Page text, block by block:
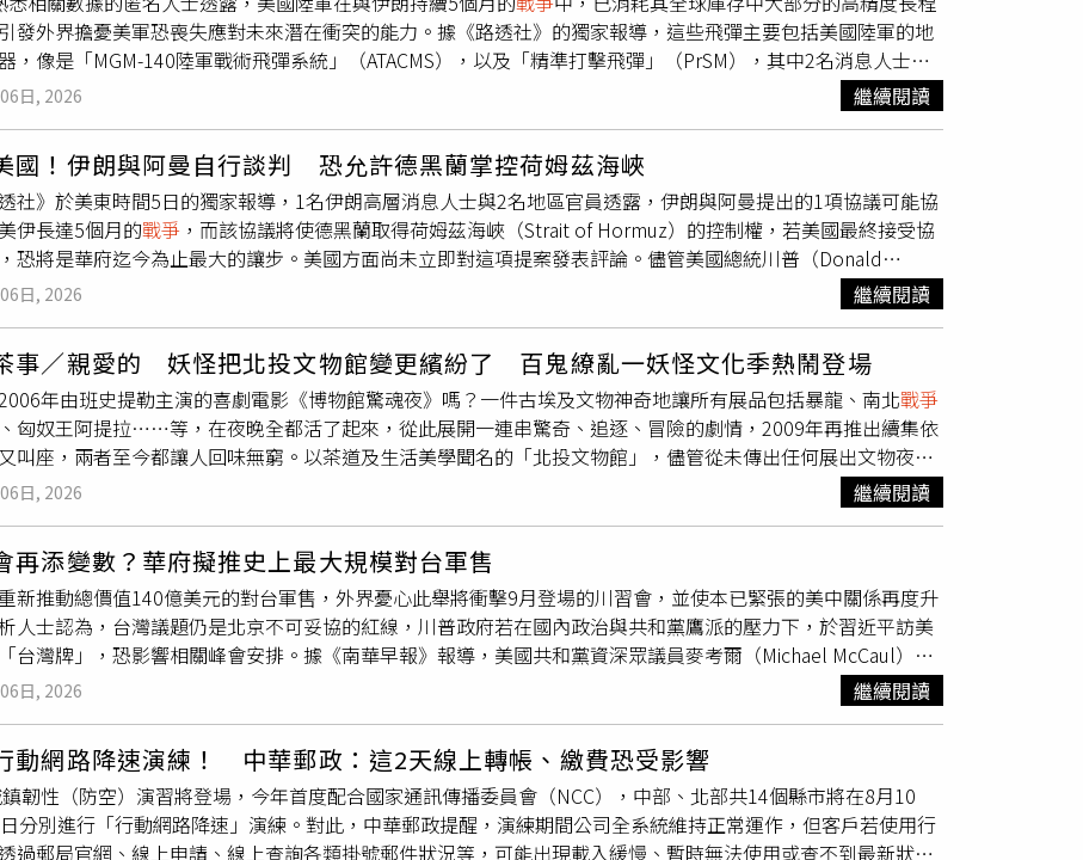
出版及交流，希望讓台灣社會掌握全球趨勢，促進公共討論與國際視野。高希均一生著作豐富，在台灣出版40
，大陸也出版多部著作。其中《天下哪有白吃的午餐》曾榮獲英國《金融時報》首屆亞洲企管著作獎，成為許
觸經濟、管理及公共議題的重要啟蒙作品。今年90歲生日前夕，他出版《高希均回憶錄：從「天下哪有白吃午
和平幸福」》，回顧自己的人生歷程，也再次傳達對閱讀、和平與知識傳承的堅持。除了學術及出版成就，高
得各界高度肯定，一生榮獲三座圖書金鼎獎、三所大學頒授名譽博士學位，並獲前總統馬英九頒授二等景星勳
彰他長年在教育、文化、出版及公共事務上的卓越貢獻。高希均始終相信，閱讀與觀念足以改變人生及社會。
「閱讀能救一個人，觀念可以改變一個國家」的理念，也留下「天下哪有白吃的午餐」、「錯誤的決策比貪污
、「讀一流書、做一流人、建一流社會」、「書櫃代替酒櫃」、「閱讀救自己」、「溫暖的心、冷靜的腦」、
，事就做對」、「戰爭沒有贏家，和平沒有輸家」及「和平幸福」等廣為流傳的名言，至今仍持續影響許多讀
經營者。遠見．天下文化表示，高希均完成奉獻的一生後安然遠行，全體同仁將持續承襲他的精神與志業，延
讀、傳播進步觀念及推動文明社會的使命，讓他珍視的價值在不同世代間持續傳承。至於治喪事宜，將遵照家
高希均生前遺願，一切從簡，不設靈堂、不舉行公祭，並懇辭花籃、輓聯及奠儀，希望各界以閱讀、思辨與實
這位一生奉獻知識與文化的出版先驅。高希均長年推動閱讀與知識傳播，留下豐富著作與深遠思想資產。（圖
臉書，天下文化 ）
並持續與美國、日本密切共享情報，掌握北韓後續動向。若最終確認此次發射的是彈道飛彈，將是北韓相隔42
射彈道飛彈，也是今年再度透過飛彈試射升高朝鮮半島緊張局勢。日本防衛省統計，這也是今年第6次偵測到
彈道飛彈或疑似彈道飛彈，上一次發射是在4月19日。北韓近幾個月持續加快武器測試步調，外界認為正透過
射展現軍事實力，並向周邊國家施加壓力。事件發生後，日本首相高市早苗隨即要求政府相關部會全力蒐集與分
迅速向民眾發布正確訊息，同時徹底確認航空器及船舶安全，並針對各種突發狀況做好萬全準備。日本政府也
相官邸危機管理中心召集跨部會緊急參集小組，統籌情報蒐整與後續應變工作。回顧北韓近期軍事部署，6月
正恩親自視察戰術武器試射，包括戰術彈道飛彈、155公厘自走砲延程砲彈，以及改良型240公厘24聯裝多管
等武器，相關裝備均具備打擊南韓境內目標的能力，顯示北韓持續強化前線戰術打擊火力。除了陸基武器外，
步提升海上作戰能力。7月3日，北韓從新型5000噸級驅逐艦「姜健號」試射艦載戰略巡弋飛彈，金正恩當時親
察，並監督具備核打擊能力巡弋飛彈及其他武器系統測試，反映北韓正同步推進海、陸軍現代化建軍計畫，提
準打擊及核威懾能力。分析人士指出，近年金正恩一方面持續擴充核武與飛彈庫，另一方面則藉由深化與俄羅
提升外交與軍事籌碼。北韓除向俄羅斯提供傳統武器及兵力支援俄烏戰爭
外，也希望透過不斷展示飛彈與核武
取國際社會承認其擁核國地位，進一步推動解除長年實施的國際經濟制裁。從今年4月再次恢復彈道飛彈試
密集展示戰術武器、7月測試新型軍艦艦載巡弋飛彈，到此次疑似短程彈道飛彈發射，北韓近期一連串軍事動作
器發展仍持續推進。隨著朝鮮半島局勢再度升溫，日、韓、美三國正持續加強情報共享與戒備，密切關注北韓
動向及區域安全情勢發展。南韓、日本及美國持續共享情報，密切掌握北韓最新軍事動向。（圖／翻攝自X，
）
發外界擔憂美軍恐喪失應對未來潛在衝突的能力。據《路透社》的獨家報導，這些飛彈主要包括美國陸軍的地
，像是「MGM-140陸軍戰術飛彈系統」（ATACMS），以及「精準打擊飛彈」（PrSM），其中2名消息人士透
已幾乎使用了全部此類武器，但拒絕公布美國目前各類彈藥的剩餘數量。據悉，美軍在ATACMS與PrSM庫存消
所面臨的問題，過去從未被公開報導。這些長程彈藥每枚造價超過100萬美元，是美軍武器庫中的關鍵戰力，能
在安全距離外進行精準打擊。分析人士指出，尤其是在面對如中國等擁有強大防空能力的對手時，這些飛彈將具
值。由美國提供的ATACMS更是在俄烏戰爭中扮演關鍵角色，使烏克蘭軍隊能夠深入打擊俄羅斯境內目標。至
是更先進的系統，未來將取代射程較短的ATACMS。大量消耗精準長程飛彈，意味著如果美國總統川普
Trump）重新發動對伊朗的大規模攻擊，美軍可能必須更加依賴風險較高的有人駕駛轟炸任務。川普最初預測
在2月28日談判期間偷襲伊朗所引發的戰爭，將在4到5周內結束。然而，隨著戰爭已持續5個多月，3名知情人
不斷下降的飛彈庫存可能限制美國威懾其他競爭對手的能力，包括俄羅斯與中國。不過，第4名知情人士則宣
管精準武器消耗量很高，美國仍有能力進行補充，尤其是負責指揮美軍在西亞軍事行動的「美國中央司令部」
Command），已能從全球各地的美軍庫存中獲得補給。針對飛彈庫存數據的相關問題，白宮此前引用川普的
稱，美國擁有「比世界上任何國家都多得多的彈藥」，且「遠超我們所需的數量」，「我們的國防企業目前正
以往任何時候都更多的彈藥，同時以創紀錄的速度擴大工廠與設備。」分析人士普遍同意，包括砲彈以及多種
在內的部分彈藥，目前確實正以創紀錄的速度生產，但他們也警告，如果 戰爭持續時間拉長，現有供應量可能
滿足需求。對此，生產ATACMS、PrSM，以及反彈道飛彈系統「終端高空防禦飛彈」（THAAD）的軍火商「洛
丁」（Lockheed Martin），尚未回應媒體的置評請求。同樣地，生產「戰斧巡弋飛彈」（Tomahawk
）與「愛國者防空飛彈」（Patriot interceptors）的雷神（Raytheon），也未立即回應。
日, 2026 繼續閱讀
國！伊朗與阿曼自行談判 恐允許德黑蘭掌控荷姆茲海峽
社》於美東時間5日的獨家報導，1名伊朗高層消息人士與2名地區官員透露，伊朗與阿曼提出的1項協議可能協
伊長達5個月的戰爭 ，而該協議將使德黑蘭取得荷姆茲海峽（Strait of Hormuz）的控制權，若美國最終接受協
恐將是華府迄今為止最大的讓步。美國方面尚未立即對這項提案發表評論。儘管美國總統川普（Donald
曾表示，重新開放荷姆茲海峽的協議即將達成，但美國官員多次強調，他們絕不會同意讓伊朗控制這條全球最
戰爭，已導
通行費。在川普一如往常的取消打擊伊朗的軍事威脅後，伊朗與阿曼已針對荷姆茲海峽展開雙邊談判。兩國分
峽的北側與南側航道掌控該水道。如今伊朗表示談判已取得「重大進展」，並指出所有進入與離開波斯灣的船
通過伊朗水域。與此同時，5名消息人士透露，伊朗已警告波斯灣國家，任何新的美國軍事行動都將引發伊朗
區關鍵能源基礎設施的報復。德黑蘭試圖透過威脅美國最親近的區域盟友，提高華盛頓攻擊伊朗的成本。1名
消息人士表示，「伊朗的警告非常明確：如果美國攻擊伊朗的基礎設施，他們將透過打擊海灣能源設施，以及
域目標進行報復。」至於伊朗與阿曼之間可能達成的協議，接受《路透社》訪問的伊朗與地區消息人士示警，目
大問題尚未解決。他們也反駁川普宣稱重新開放荷姆茲海峽的協議即將達成的說法。其中1名地區消息人士告
社》，「關於某種形式的荷姆茲海峽控制權，其實已做出讓步。」另1名地區消息人士則透露，目前仍有細節
，包括「控制權」的定義方式。對此，海灣國家的談判代表則堅持，船隻檢查工作應由區域國家監督，任何過
付也必須是自願性質。根據上述伊朗高級官員的說法，伊朗希望向通過荷姆茲海峽的船隻收取貨物價格5%至
用，阿曼方面則提出約3%的費率，但華盛頓要求完全取消任何費用。這名伊朗消息人士補充，目前桌面上的協
容，已設想由伊朗控制通過荷姆茲海峽進入波斯灣的船隻，而主要爭議之一，是伊朗是否也將對反方向離開波
隻擁有管理權。伊朗官方的伊朗《伊斯蘭共和國通訊社》（IRNA）則引述伊朗副外交部長加里巴巴迪（Kazem
）的說法指出，相關安排「設計方式將確保商業船隻在進入與離開航程中，都會通過伊朗領海」，且伊朗與
判已「達成基本共識」，「這項協議已接近完成。」加里巴巴迪還透露，伊朗已收到美國傳遞的訊息，內容顯
「完全準備好恢復履行」6月中旬與伊朗簽署的諒解備忘錄（MOU）內容，包括雙方立即停止軍事行動。他補
重新開放荷姆茲海峽的條件之一，同時強調近期伊朗與美國之間「並未舉行任何談判」。
日, 2026 繼續閱讀
事／親愛的 妖怪把北投文物館變更繽紛了 百鬼繚亂一妖怪文化季熱鬧登場
年由班史提勒主演的喜劇電影《博物館驚魂夜》嗎？一件古埃及文物神奇地讓所有展品包括暴龍、南北戰爭
匈奴王阿提拉……等，在夜晚全都活了起來，從此展開一連串驚奇、追逐、冒險的劇情，2009年再推出續集依
叫座，兩者至今都讓人回味無窮。以茶道及生活美學聞名的「北投文物館」，儘管從未傳出任何展出文物夜間
驚奇，卻特別選在今夏，攜手日本唯一以妖怪為主題的博物館「湯本豪一記念日本妖怪博物館」，推出台灣首
妖怪文物特展「百鬼繚亂—妖怪WORLD」，展期自2026年8月1日起至2027年2月14日止。北投文物館配合特展
妖怪書籍的世界」以及「妖怪走入日常生活」。精選百餘件橫跨江戶至昭和時代的珍貴妖怪文物，包括16公尺
繪卷、歌川國芳等浮世繪名家作品、鳥山石燕《畫圖百鬼夜行》等經典古籍，以及和服、根付、印籠、玩具與
海報等珍貴館藏，完整呈現日本妖怪文化數百年的發展軌跡。窗戶上的小妖怪「家鳴」，它以搖晃房屋、敲擊
搗蛋為樂。（圖／吳德亮攝影）江戶時代描繪幕府大將軍源賴光臥病時，土蜘蛛化為妖怪現身被名刀砍死的浮
圖／吳德亮攝影）北投文物館館長洪侃表示：相傳在日本江戶時代，人們會在炎炎夏日使用的團扇上描繪妖怪
藉由觀看令人背脊發涼的畫面，達到心理上的消暑效果，形成日本夏季獨特的納涼文化。妖怪也因此從民間信仰
事，逐漸發展成日本藝術、文學與庶民生活中不可或缺的重要文化元素。台灣月琴民謠協會在開幕茶會表演阿
曲「魔神仔」。（圖／吳德亮攝影）妖怪文化深深影響日本歷史與社會，從古代信仰、文學、繪畫，到近代漫
、電影、遊戲，處處可見妖怪的身影（如近年爆紅的『鬼滅之刃』）。台灣民眾對日本妖怪也並不陌生，但本
望帶領觀眾跳脫流行文化的既定印象，從歷史、民俗與藝術的角度，重新認識妖怪如何反射人們對自然、未知
日, 2026 繼續閱讀
再添變數？華府擬推史上最大規模對台軍售
新推動總價值140億美元的對台軍售，外界憂心此舉將衝擊9月登場的川習會，並使本已緊張的美中關係再度升
人士認為，台灣議題仍是北京不可妥協的紅線，川普政府若在國內政治與共和黨鷹派的壓力下，於習近平訪美
台灣牌」，恐影響相關峰會安排。據《南華早報》報導，美國共和黨資深眾議員麥考爾（Michael McCaul）於
4日透露，美國總統川普（Donald Trump）預計將於近期向美國國會提交1項總價值140億美元的對台軍售方
位來自德州的國會議員在第3度訪台期間，出席了1場安全論壇，並接受總統賴清德頒發獎項。他指出：「我有信
統很快就會向國會提出另1項軍售方案，額外提供價值140億美元的重要軍事防衛裝備。」儘管觀察人士普遍懷
國國家主席習近平訪問美國前，這項軍售案是否來得及完成，但他們警告，台灣問題是中國絕不退讓的紅線，
軍售方案都可能破壞雙邊談判。目前，這項軍售案仍在川普政府內部審查。川普今年5月對中國進行具有重大
是訪問期間，曾將這項方案形容為與北京談判時「1張非常好的談判籌碼」。同樣在5月，越南裔的美國代理海
日, 2026 繼續閱讀
動網路降速演練！ 中華郵政：這2天線上轉帳、繳費恐受影響
韌性（防空）演習將登場，今年首度配合國家通訊傳播委員會（NCC），中部、北部共14個縣市將在8月10
分別進行「行動網路降速」演練。對此，中華郵政提醒，演練期間公司全系統維持正常運作，但客戶若使用行
過郵局官網、線上申請、線上查詢各類掛號郵件狀況等，可能出現載入緩慢、暫時無法使用或查不到最新狀態